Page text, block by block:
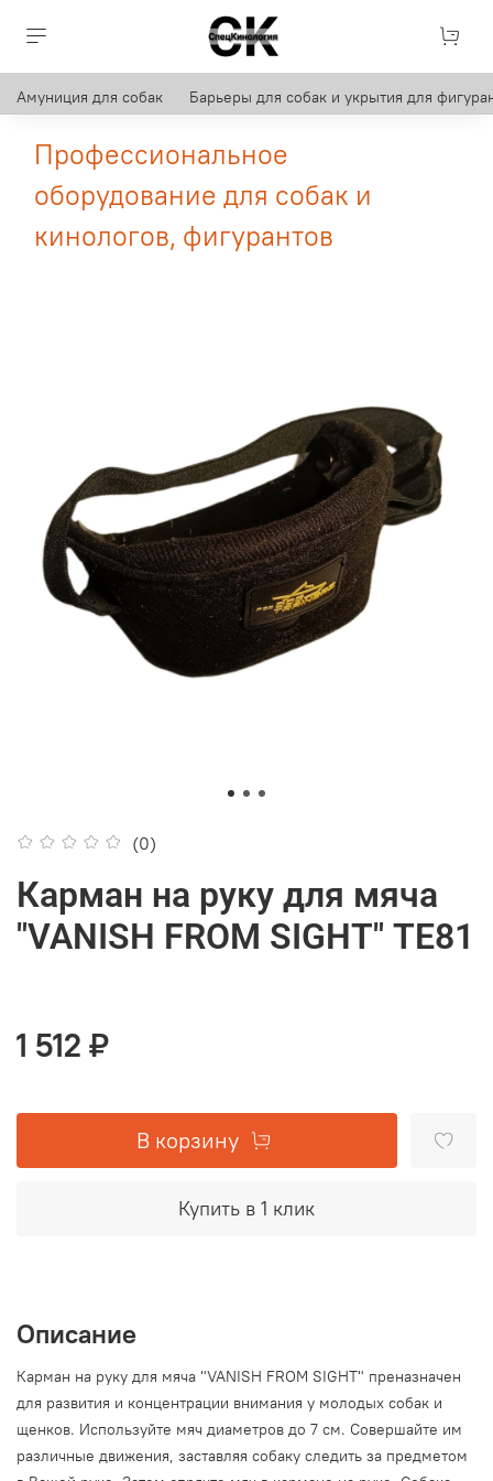
Амуниция для собак Барьеры для собак и укрытия для
Профессиональное
оборудование для собак и
кинологов, фигурантов
(0)
Карман на руку для мяча
"VANISH FROM SIGHT" ТЕ81
1 512 ₽
В корзину
Купить в 1 клик
Описание
Карман на руку для мяча "VANISH FROM SIGHT" преназначен
для развития и концентрации внимания у молодых собак и
щенков. Используйте мяч диаметров до 7 см. Совершайте им
различные движения, заставляя собаку следить за предметом